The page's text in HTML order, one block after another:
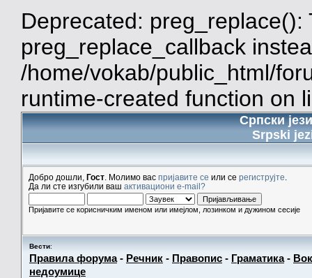
Deprecated:
preg_replace_callback
/home/vokab/public_html/
runtime-created function on
Српски
Srpski
Добро дошли, Гост . Молимо вас пријавите се или се региструјте
Да ли сте изгубили ваш активациони e-mail?
Пријавите се корисничким именом или имејлом, лозинком и дужином сесије
Вести:
Правила форума- Речник - Правопис - Граматика-
недоумице